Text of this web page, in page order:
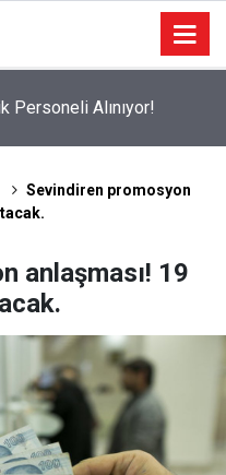
Personeli Alınıyor!
Sevindiren promosyon
anlaşması! 19